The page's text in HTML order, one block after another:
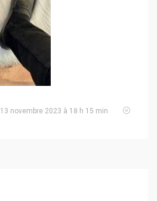
13 novembre 2023 à 18 h 15 min